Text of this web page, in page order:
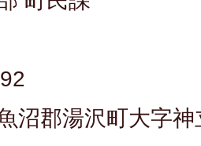
沼郡湯沢町大字